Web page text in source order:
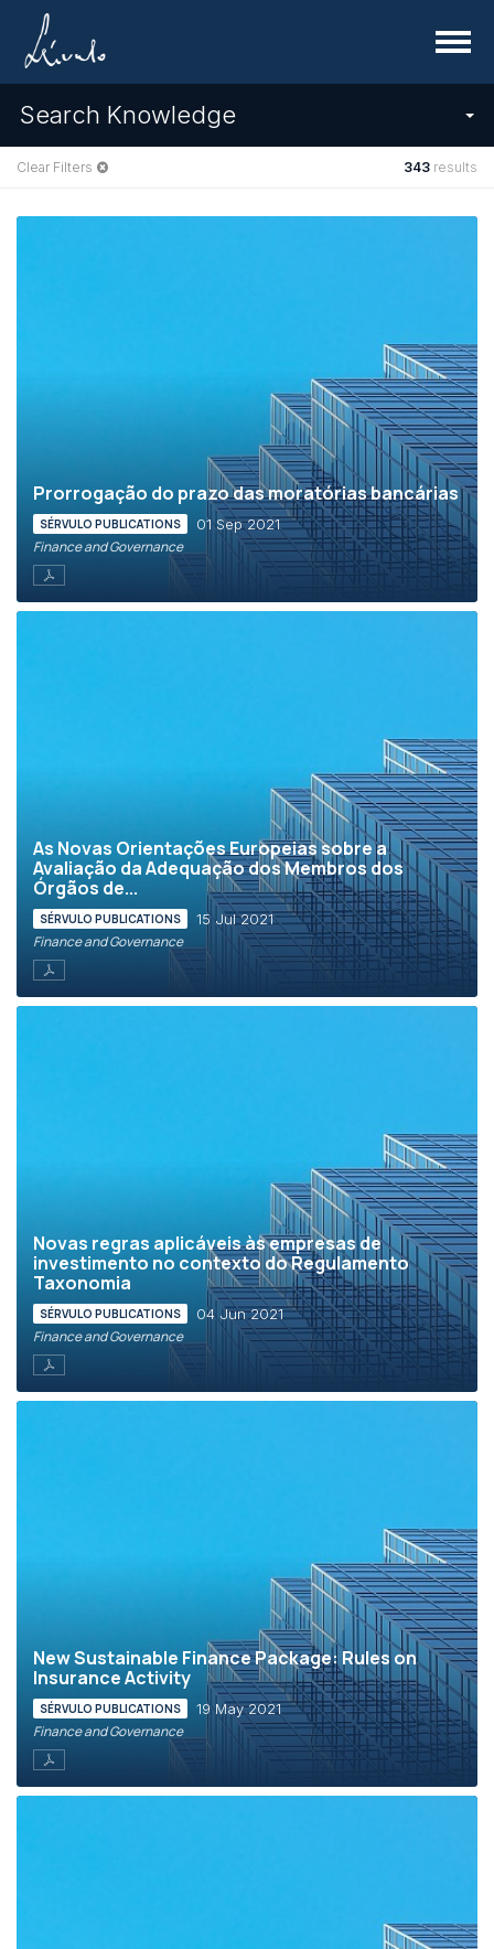
Menu
Search Knowledge
Clear Filters 343 results
Prorrogação do prazo das moratórias bancárias
SÉRVULO PUBLICATIONS 01 Sep 2021
Finance and Governance
As Novas Orientações Europeias sobre a
Avaliação da Adequação dos Membros dos
Órgãos de...
SÉRVULO PUBLICATIONS 15 Jul 2021
Finance and Governance
Novas regras aplicáveis às empresas de
investimento no contexto do Regulamento
Taxonomia
SÉRVULO PUBLICATIONS 04 Jun 2021
Finance and Governance
New Sustainable Finance Package: Rules on
Insurance Activity
SÉRVULO PUBLICATIONS 19 May 2021
Finance and Governance